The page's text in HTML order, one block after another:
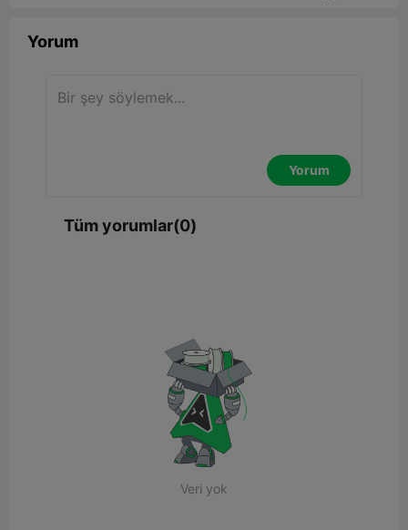
Yorum
Yorum
Tüm yorumlar(0)
Veri yok